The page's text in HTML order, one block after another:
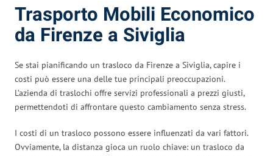
Trasporto Mobili Economico
da Firenze a Siviglia
Se stai pianificando un trasloco da Firenze a Siviglia, capire i
costi può essere una delle tue principali preoccupazioni.
L’azienda di traslochi offre servizi professionali a prezzi giusti,
permettendoti di affrontare questo cambiamento senza stress.
I costi di un trasloco possono essere influenzati da vari fattori.
Ovviamente, la distanza gioca un ruolo chiave: un trasloco da